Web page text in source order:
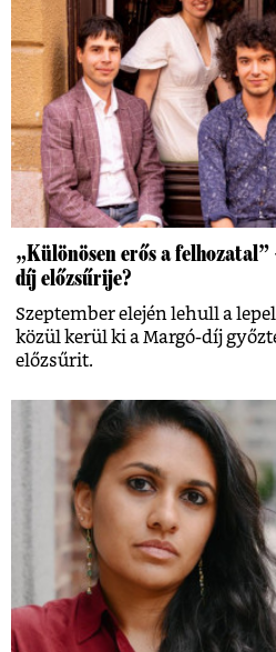
„Különösen erős a felhozatal”
díj előzsűrije?
Szeptember elején lehull a
közül kerül ki a Margó-díj
előzsűrit.